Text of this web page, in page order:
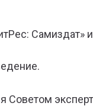
Самиздат»
Советом